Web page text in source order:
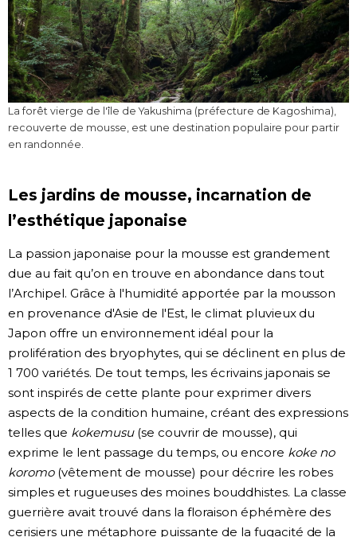
La forêt vierge de l'île de Yakushima (préfecture de Kagoshima),
recouverte de mousse, est une destination populaire pour partir
en randonnée.
Les jardins de mousse, incarnation de
l’esthétique japonaise
La passion japonaise pour la mousse est grandement
due au fait qu’on en trouve en abondance dans tout
l’Archipel. Grâce à l'humidité apportée par la mousson
en provenance d'Asie de l'Est, le climat pluvieux du
Japon offre un environnement idéal pour la
prolifération des bryophytes, qui se déclinent en plus de
1 700 variétés. De tout temps, les écrivains japonais se
sont inspirés de cette plante pour exprimer divers
aspects de la condition humaine, créant des expressions
telles que kokemusu (se couvrir de mousse), qui
exprime le lent passage du temps, ou encore koke no
koromo(vêtement de mousse) pour décrire les robes
simples et rugueuses des moines bouddhistes. La classe
guerrière avait trouvé dans la floraison éphémère des
cerisiers une métaphore puissante de la fugacité de la